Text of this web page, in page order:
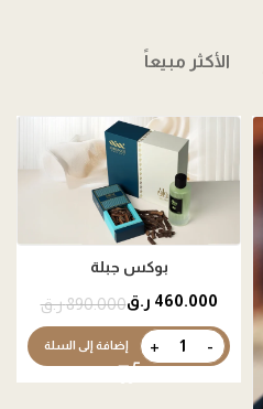
الأكثر مبيعاً
بوكس جبلة
890.000ر.ق 460.000 ر.ق
إضافة إلى السلة